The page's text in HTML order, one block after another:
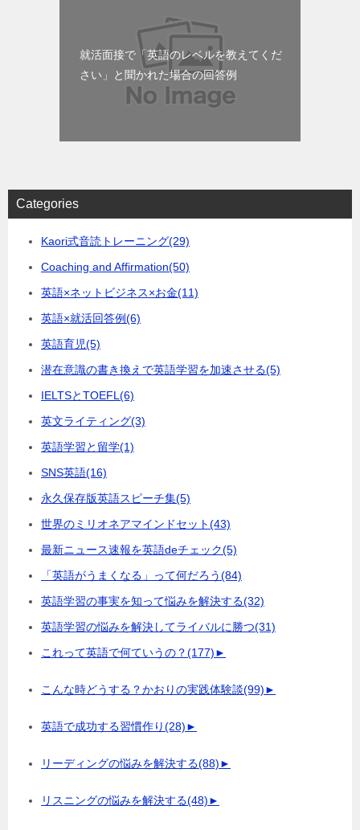
就活面接で「英語のレベルを教えてくだ
さい」と聞かれた場合の回答例
Categories
Kaori式音読トレーニング(29)
Coaching and Affirmation(50)
英語×ネットビジネス×お金(11)
英語×就活回答例(6)
英語育児(5)
潜在意識の書き換えで英語学習を加速させる(5)
IELTSとTOEFL (6)
英文ライティング(3)
英語学習と留学(1)
SNS英語(16)
永久保存版英語スピーチ集(5)
世界のミリオネアマインドセット(43)
最新ニュース速報を英語deチェック(5)
「英語がうまくなる」って何だろう(84)
英語学習の事実を知って悩みを解決する(32)
英語学習の悩みを解決してライバルに勝つ(31)
これって英語で何ていうの？(177)►
こんな時どうする？かおりの実践体験談(99)►
英語で成功する習慣作り(28)►
リーディングの悩みを解決する(88)►
リスニングの悩みを解決する(48)►